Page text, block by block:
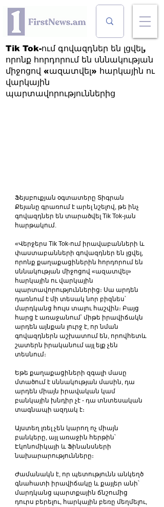
Tik Tok-ում գովազդներ են լցվել,
որոնք հորդորում են սննակության
միջոցով «ազատվել» հարկային ու
վարկային
պարտավորություններից
Ֆեյսբուքյան օգտատերը Տիգրան
Քեյանը գրառում է արել նշելով, թե ինչ
գովազդներ են տարածվել Tik Tok-յան
հարթակում.
«Վերջերս Tik Tok-ում իրավաբանների և
փաստաբանների գովազդներ են լցվել,
որոնք քաղաքացիներին հորդորում են
սննակության միջոցով «ազատվել»
հարկային ու վարկային
պարտավորություններից։ Սա արդեն
դառնում է մի տեսակ նոր բիզնես՝
մարդկանց հույս տալու հաշվին։ Բայց
հարց է առաջանում՝ միթե իրավիճակն
արդեն այնքան լուրջ է, որ նման
գովազդներն աշխատում են, որովհետև
շատերն իրականում այլ ելք չեն
տեսնում։
Եթե քաղաքացիների զգալի մասը
մտածում է սննակության մասին, դա
արդեն միայն իրավական կամ
բանկային խնդիր չէ - դա տնտեսական
տագնապի ազդակ է։
Այստեղ լռել չեն կարող ոչ միայն
բանկերը, այլ առաջին հերթին՝
Էկոնոմիկայի և Ֆինանսների
նախարարությունները։
Ժամանակն է, որ պետությունն անկեղծ
գնահատի իրավիճակը և քայլեր անի՝
մարդկանց պարտքային ճնշումից
դուրս բերելու, հարկային բեռը մեղմելու,